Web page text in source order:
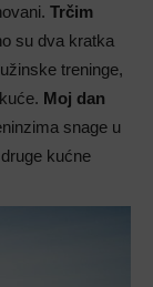
Trčim
su dva kratka
treninge,
Moj dan
snage u
kućne